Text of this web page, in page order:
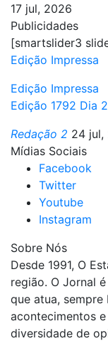
17 jul, 2026
Publicidades
[smartslider3
Edição Impressa
Edição Impressa
Edição 1792 Dia
Redação 2 24 jul,
Mídias Sociais
Facebook
Twitter
Youtube
Instagram
Sobre Nós
Desde 1991, O
região. O Jornal
que atua,
acontecimentos
diversidade de